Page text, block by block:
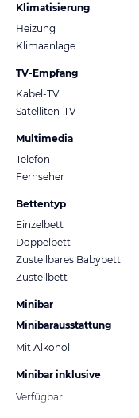
Klimatisierung
Heizung
Klimaanlage
TV-Empfang
Kabel-TV
Satelliten-TV
Multimedia
Telefon
Fernseher
Bettentyp
Einzelbett
Doppelbett
Zustellbares Babybett
Zustellbett
Minibar
Minibarausstattung
Mit Alkohol
Minibar inklusive
Verfügbar